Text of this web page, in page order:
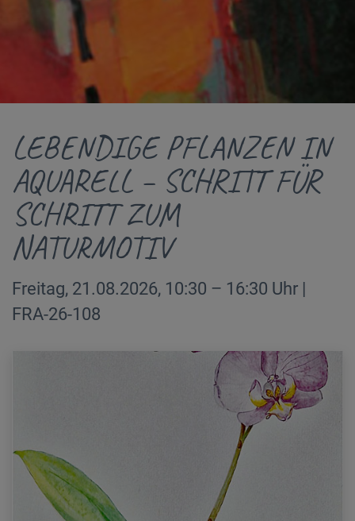
LEBENDIGE PFLANZEN IN
AQUARELL – SCHRITT FÜR
SCHRITT ZUM
NATURMOTIV
Freitag, 21.08.2026, 10:30 – 16:30 Uhr |
FRA-26-108